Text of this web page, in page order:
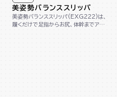
美姿勢バランススリッパ
美姿勢バランススリッパ(EXG222)は、
履くだけで足指からお尻、体幹までアプ